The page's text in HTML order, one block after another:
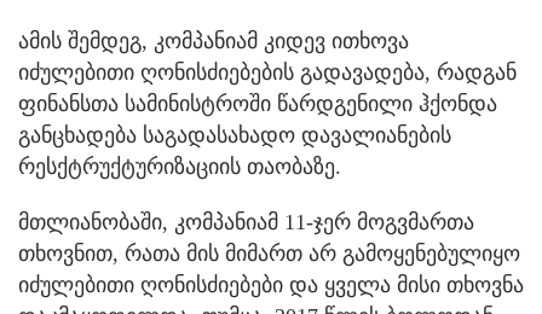
ამის შემდეგ, კომპანიამ კიდევ ითხოვა
იძულებითი ღონისძიებების გადავადება, რადგან
ფინანსთა სამინისტროში წარდგენილი ჰქონდა
განცხადება საგადასახადო დავალიანების
რესქტრუქტურიზაციის თაობაზე.
მთლიანობაში, კომპანიამ 11-ჯერ მოგვმართა
თხოვნით, რათა მის მიმართ არ გამოყენებულიყო
იძულებითი ღონისძიებები და ყველა მისი თხოვნა